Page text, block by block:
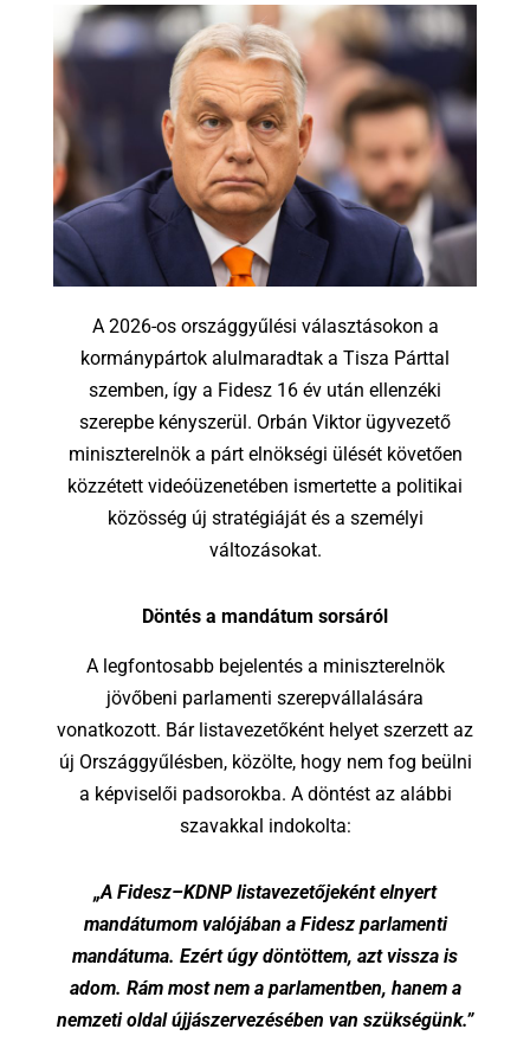
A 2026-os országgyűlési választásokon a
kormánypártok alulmaradtak a Tisza Párttal
szemben, így a Fidesz 16 év után ellenzéki
szerepbe kényszerül. Orbán Viktor ügyvezető
miniszterelnök a párt elnökségi ülését követően
közzétett videóüzenetében ismertette a politikai
közösség új stratégiáját és a személyi
változásokat.
Döntés a mandátum sorsáról
A legfontosabb bejelentés a miniszterelnök
jövőbeni parlamenti szerepvállalására
vonatkozott. Bár listavezetőként helyet szerzett az
új Országgyűlésben, közölte, hogy nem fog beülni
a képviselői padsorokba. A döntést az alábbi
szavakkal indokolta:
„A Fidesz–KDNP listavezetőjeként elnyert
mandátumom valójában a Fidesz parlamenti
mandátuma. Ezért úgy döntöttem, azt vissza is
adom. Rám most nem a parlamentben, hanem a
nemzeti oldal újjászervezésében van szükségünk.”